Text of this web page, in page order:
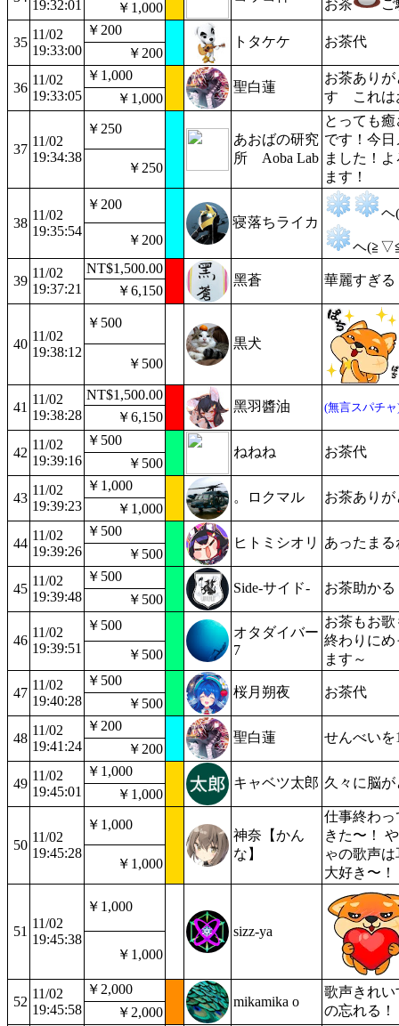
19:32:01 お茶
￥1,000
35
11/02
19:33:00
￥200
トタケケ お茶代
￥200
36
11/02
19:33:05
￥1,000
聖白蓮
お茶あり
す これは
￥1,000
37
11/02
19:34:38
￥250
あおばの研究
所 Aoba Lab
とっても
です！今
ました！
ます！
￥250
38
11/02
19:35:54
￥200
寝落ちライカ
ヘ
￥200
39
11/02
19:37:21
NT$1,500.00
黑蒼 華麗すぎる
￥6,150
40
11/02
19:38:12
￥500
黒犬
￥500
41
11/02
19:38:28
NT$1,500.00
黑羽醬油 (無言スパチャ
￥6,150
42
11/02
19:39:16
￥500
ねねね お茶代
￥500
43
11/02
19:39:23
￥1,000
。ロクマル お茶ありが
￥1,000
44
11/02
19:39:26
￥500
ヒトミシオリ あったまる
￥500
45
11/02
19:39:48
￥500
Side-サイド- お茶助かる
￥500
46
11/02
19:39:51
￥500
オタダイバー
7
お茶もお
終わりに
ます～
￥500
47
11/02
19:40:28
￥500
桜月朔夜 お茶代
￥500
48
11/02
19:41:24
￥200
聖白蓮 せんべいを
￥200
49
11/02
19:45:01
￥1,000
キャベツ太郎 久々に脳
￥1,000
50
11/02
19:45:28
￥1,000
神奈【かん
な】
仕事終わ
きた〜！
ゃの歌声
大好き〜！
￥1,000
51
11/02
19:45:38
￥1,000
sizz-ya
￥1,000
52
11/02
19:45:58
￥2,000
mikamika o
歌声きれ
の忘れる！
￥2,000